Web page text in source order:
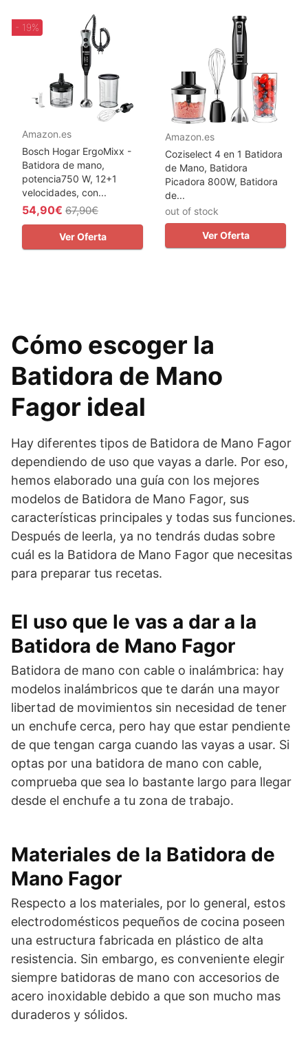
- 19%
Amazon.es
Bosch Hogar ErgoMixx -
Batidora de mano,
potencia750 W, 12+1
velocidades, con...
54,90€ 67,90€
Ver Oferta
Amazon.es
Coziselect 4 en 1 Batidora
de Mano, Batidora
Picadora 800W, Batidora
de...
out of stock
Ver Oferta
Cómo escoger la
Batidora de Mano
Fagor ideal
Hay diferentes tipos de Batidora de Mano Fagor
dependiendo de uso que vayas a darle. Por eso,
hemos elaborado una guía con los mejores
modelos de Batidora de Mano Fagor, sus
características principales y todas sus funciones.
Después de leerla, ya no tendrás dudas sobre
cuál es la Batidora de Mano Fagor que necesitas
para preparar tus recetas.
El uso que le vas a dar a la
Batidora de Mano Fagor
Batidora de mano con cable o inalámbrica: hay
modelos inalámbricos que te darán una mayor
libertad de movimientos sin necesidad de tener
un enchufe cerca, pero hay que estar pendiente
de que tengan carga cuando las vayas a usar. Si
optas por una batidora de mano con cable,
comprueba que sea lo bastante largo para llegar
desde el enchufe a tu zona de trabajo.
Materiales de la Batidora de
Mano Fagor
Respecto a los materiales, por lo general, estos
electrodomésticos pequeños de cocina poseen
una estructura fabricada en plástico de alta
resistencia. Sin embargo, es conveniente elegir
siempre batidoras de mano con accesorios de
acero inoxidable debido a que son mucho mas
duraderos y sólidos.